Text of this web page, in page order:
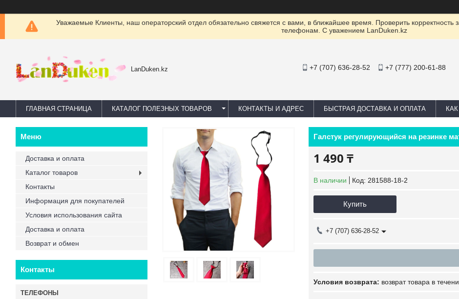
Уважаемые Клиенты, наш операторский отдел обязательно свяжется с вами, в ближайшее время. Проверить
телефонам. С уважением LanDuken.kz
LanDuken.kz +7 (707) 636-28-52 +7 (777) 200-61-88
ГЛАВНАЯ СТРАНИЦА КАТАЛОГ ПОЛЕЗНЫХ ТОВАРОВ КОНТАКТЫ И АДРЕС БЫСТРАЯ ДОСТАВКА И ОПЛАТА
Галстук регулирующийся на резинке
1 490 ₸
В наличии Код: 281588-18-2
Купить
+7 (707) 636-28-52
возврат товара в
Доставка и оплата
Каталог товаров
Контакты
Информация для покупателей
Условия использования сайта
Доставка и оплата
Возврат и обмен
Контакты